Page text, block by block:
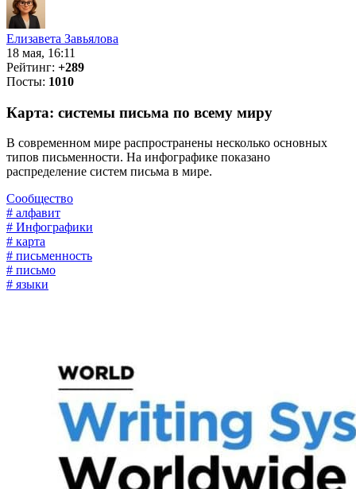
Елизавета Завьялова
18 мая, 16:11
Рейтинг: +289
Посты: 1010
Карта: системы письма по всему миру
В современном мире распространены несколько основных
типов письменности. На инфографике показано
распределение систем письма в мире.
Сообщество
# алфавит
# Инфографики
# карта
# письменность
# письмо
# языки